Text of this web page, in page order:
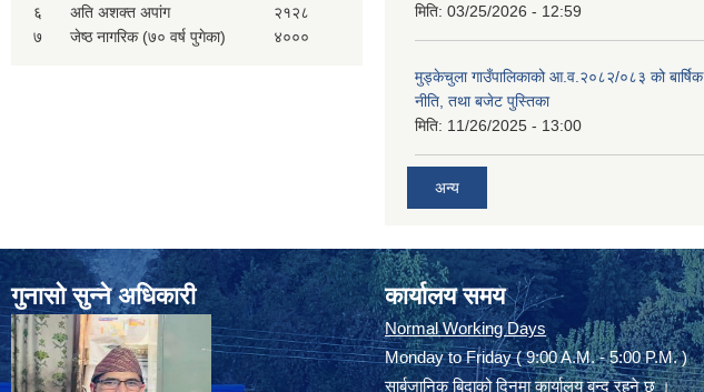
६
अति अशक्त अपांग
२१२८
७
जेष्ठ नागरिक (७० वर्ष पुगेका) ४०००
मिति: 03/25/2026 - 12:59
मुड्केचुला गाउँपालिकाको आ.व.२०८२/०८३ को बार्षिक
नीति, तथा बजेट पुस्तिका
मिति: 11/26/2025 - 13:00
अन्य
गुनासो सुन्ने अधिकारी कार्यालय समय
Normal Working Days
Monday to Friday ( 9:00 A.M. - 5:00 P.M. )
सार्बजानिक बिदाको दिनमा कार्यालय बन्द रहने छ ।